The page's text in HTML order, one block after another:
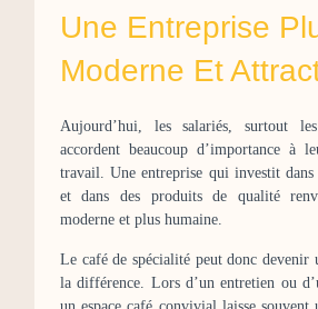
Une Entreprise
Moderne Et
Aujourd’hui, les salariés, surtout
accordent beaucoup d’importance à
travail. Une entreprise qui investit dans
et dans des produits de qualité
moderne et plus humaine.
Le café de spécialité peut donc
la différence. Lors d’un entretien ou